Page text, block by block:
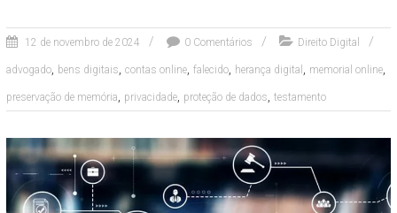
12 de novembro de 2024 0 Comentários Direito Digital
advogado, bens digitais, contas online, falecido, herança digital , memorial online,
preservação de memória, privacidade, proteção de dados, testamento